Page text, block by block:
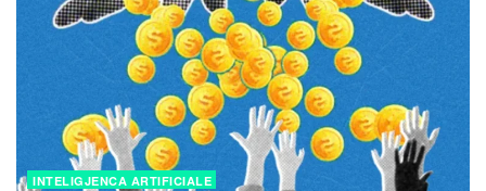
INTELIGJENCA ARTIFICIALE